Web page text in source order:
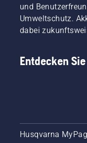
und
Umweltschutz.
dabei
Entdecken
Husqvarna